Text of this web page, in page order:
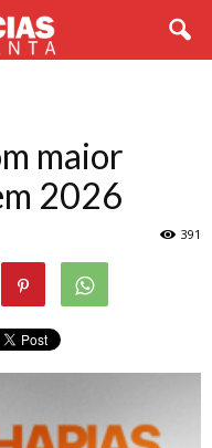
maior
2026
391